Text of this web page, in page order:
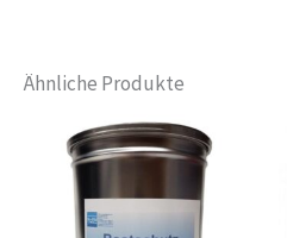
Ähnliche Produkte